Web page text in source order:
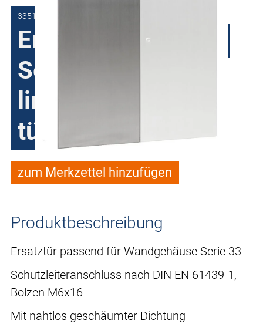
3351-1012-01-90
Ersatztür Gehäuse
Serie 33 Edelstahl
linke Tür aus 2-
türigem Türensatz
zum Merkzettel hinzufügen
Produktbeschreibung
Ersatztür passend für Wandgehäuse Serie 33
Schutzleiteranschluss nach DIN EN 61439-1,
Bolzen M6x16
Mit nahtlos geschäumter Dichtung